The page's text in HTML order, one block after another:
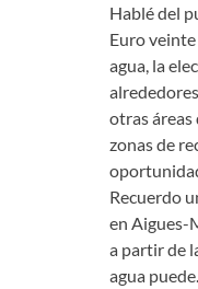
Hablé del
Euro
agua, la
otras áreas
zonas de
Recuerdo
en Aigues-
a partir de
agua